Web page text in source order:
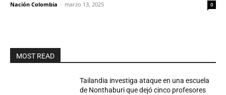
Nación Colombia - marzo 13, 2025 0
MOST READ
Tailandia investiga ataque en una escuela
de Nonthaburi que dejó cinco profesores